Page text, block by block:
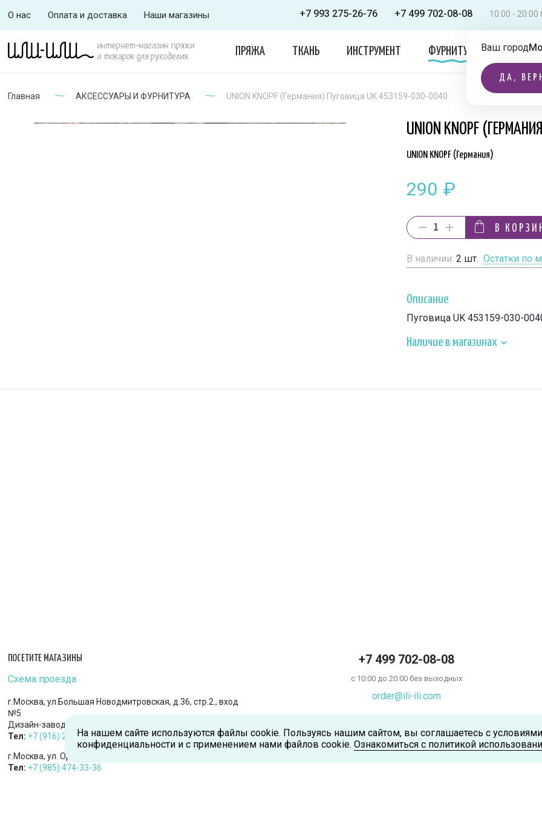
О нас Оплата и доставка Наши магазины +7 993 275-26-76 +7 499 702-08-08 10:00 -
Ваш город
ДА,
интернет-магазин пряжи
и товаров для рукоделия
ПРЯЖА ТКАНЬ ИНСТРУМЕНТ ФУРНИТУРА ОДЕЖДА
Главная АКСЕССУАРЫ И ФУРНИТУРА UNION KNOPF (Германия) Пуговица UK 453159-030-0040
UNION KNOPF
UNION KNOPF (Германия)
290 ₽
В
В наличии: 2 шт. Остатки по
Описание
Пуговица UK 453159-030-
Наличие в магазинах
ПОСЕТИТЕ МАГАЗИНЫ
Схема проезда
г.Москва, ул.Большая Новодмитровская, д.36, стр.2., вход
№5
Дизайн-завод «FLACON»
Тел: +7 (916) 215-94-95
г.Москва, ул. Орджоникидзе, д.9, к.1
Тел: +7 (985) 474-33-36
+7 499 702-08-08
с 10:00 до 20:00 без выходных
order@ili-ili.com
На нашем сайте используются файлы cookie. Пользуясь нашим сайтом, вы соглашаетесь с
конфиденциальности и с применением нами файлов cookie. Ознакомиться с политикой